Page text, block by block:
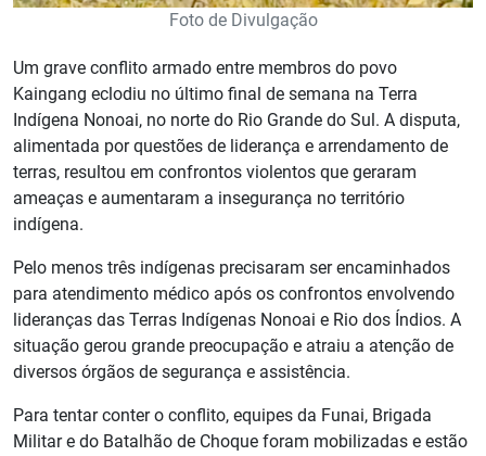
Foto de Divulgação
Um grave conflito armado entre membros do povo
Kaingang eclodiu no último final de semana na Terra
Indígena Nonoai, no norte do Rio Grande do Sul. A disputa,
alimentada por questões de liderança e arrendamento de
terras, resultou em confrontos violentos que geraram
ameaças e aumentaram a insegurança no território
indígena.
Pelo menos três indígenas precisaram ser encaminhados
para atendimento médico após os confrontos envolvendo
lideranças das Terras Indígenas Nonoai e Rio dos Índios. A
situação gerou grande preocupação e atraiu a atenção de
diversos órgãos de segurança e assistência.
Para tentar conter o conflito, equipes da Funai, Brigada
Militar e do Batalhão de Choque foram mobilizadas e estão